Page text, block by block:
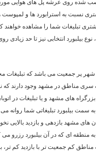
نصب شده روی عرشه پل های هوایی
نسبت به استرابورد ها و
تبلیغات شما را مشاهده خواهند
بیلبورد انتخابی نیز تا حد زیادی
پر جمعیت می باشد که تبلیغات
سری مناطق در مشهد وجود دارند که
بزرگراه های مشهد و یا تبلیغات در
به سمت بیلبورد تبلیغاتی شما روانه
های مشهد بازدهی و بازدید
منطقه ای که در آن بیلبورد رزرو
کم جمعیت تر با بازدید کم تر،